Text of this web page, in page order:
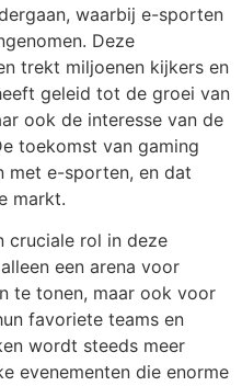
waarbij e-sporten
Deze
trekt miljoenen kijkers en
geleid tot de groei van
ook de interesse van de
toekomst van gaming
met e-sporten, en dat
markt.
cruciale rol in deze
een arena voor
te tonen, maar ook voor
favoriete teams en
wordt steeds meer
evenementen die enorme